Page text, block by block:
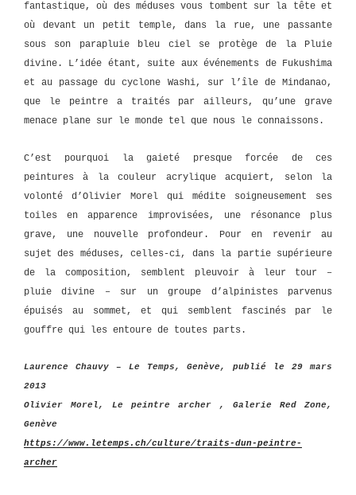
fantastique, où des méduses vous tombent sur la tête et
où devant un petit temple, dans la rue, une passante
sous son parapluie bleu ciel se protège de la Pluie
divine. L’idée étant, suite aux événements de Fukushima
et au passage du cyclone Washi, sur l’île de Mindanao,
que le peintre a traités par ailleurs, qu’une grave
menace plane sur le monde tel que nous le connaissons.
C’est pourquoi la gaieté presque forcée de ces
peintures à la couleur acrylique acquiert, selon la
volonté d’Olivier Morel qui médite soigneusement ses
toiles en apparence improvisées, une résonance plus
grave, une nouvelle profondeur. Pour en revenir au
sujet des méduses, celles-ci, dans la partie supérieure
de la composition, semblent pleuvoir à leur tour –
pluie divine – sur un groupe d’alpinistes parvenus
épuisés au sommet, et qui semblent fascinés par le
gouffre qui les entoure de toutes parts.
Laurence Chauvy – Le Temps, Genève, publié le 29 mars
2013
Olivier Morel, Le peintre archer , Galerie Red Zone,
Genève
https://www.letemps.ch/culture/traits-dun-peintre-
archer